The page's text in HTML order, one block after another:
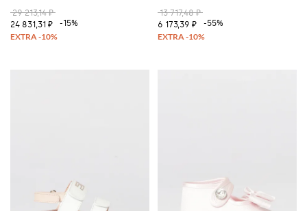
29 213,14 ₽
24 831,31 ₽
-15%
13 717,48 ₽
6 173,39 ₽
-55%